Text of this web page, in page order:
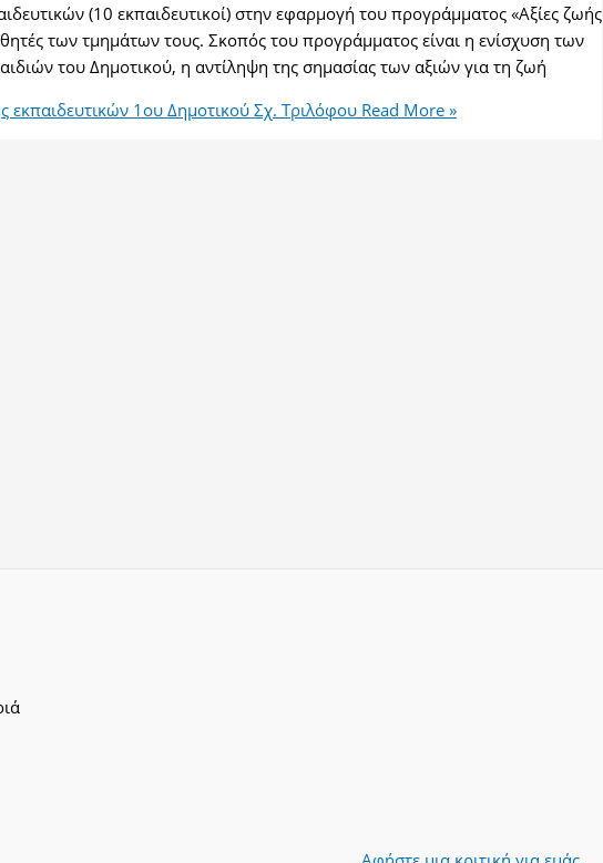
(10 εκπαιδευτικοί) στην εφαρμογή του προγράμματος «Αξίες ζωής
των τμημάτων τους. Σκοπός του προγράμματος είναι η ενίσχυση των
του Δημοτικού, η αντίληψη της σημασίας των αξιών για τη ζωή
εκπαιδευτικών 1ου Δημοτικού Σχ. Τριλόφου Read More »